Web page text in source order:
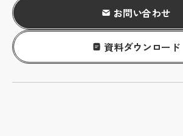
お問い合わせ
資料ダウンロード